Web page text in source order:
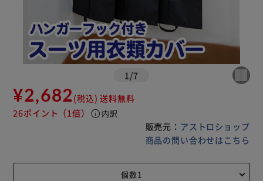
1 /7
¥2,682 (税込) 送料無料
26ポイント （1倍） info 内訳
販売元： アストロショップ
商品の問い合わせはこちら